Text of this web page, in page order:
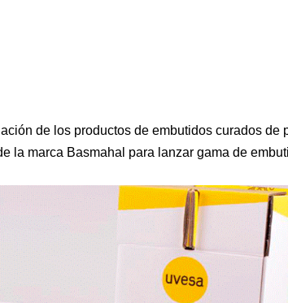
de los productos de embutidos curados de
la marca Basmahal para lanzar gama de